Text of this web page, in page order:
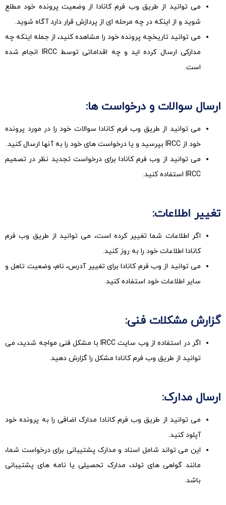
می توانید از طریق وب فرم کانادا از وضعیت پرونده خود مطلع
شوید و از اینکه در چه مرحله ای از پردازش قرار دارد آگاه شوید.
می توانید تاریخچه پرونده خود را مشاهده کنید، از جمله اینکه چه
مدارکی ارسال کرده اید و چه اقداماتی توسط IRCC انجام شده
است.
ارسال سوالات و درخواست ها:
می توانید از طریق وب فرم کانادا سوالات خود را در مورد پرونده
خود از IRCC بپرسید و یا درخواست های خود را به آنها ارسال کنید.
می توانید از وب فرم کانادا برای درخواست تجدید نظر در تصمیم
IRCC استفاده کنید.
تغییر اطلاعات:
اگر اطلاعات شما تغییر کرده است، می توانید از طریق وب فرم
کانادا اطلاعات خود را به روز کنید.
می توانید از وب فرم کانادا برای تغییر آدرس، نام، وضعیت تاهل و
سایر اطلاعات خود استفاده کنید.
گزارش مشکلات فنی:
اگر در استفاده از وب سایت IRCC با مشکل فنی مواجه شدید، می
توانید از طریق وب فرم کانادا مشکل را گزارش دهید.
ارسال مدارک:
می توانید از طریق وب فرم کانادا مدارک اضافی را به پرونده خود
آپلود کنید.
این می تواند شامل اسناد و مدارک پشتیبانی برای درخواست شما،
مانند گواهی های تولد، مدارک تحصیلی یا نامه های پشتیبانی
باشد.